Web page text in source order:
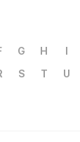
G H I
S T U